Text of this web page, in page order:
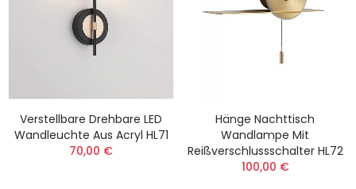
Verstellbare Drehbare LED
Wandleuchte Aus Acryl HL71
70,00 €
Hänge Nachttisch
Wandlampe Mit
Reißverschlussschalter HL72
100,00 €